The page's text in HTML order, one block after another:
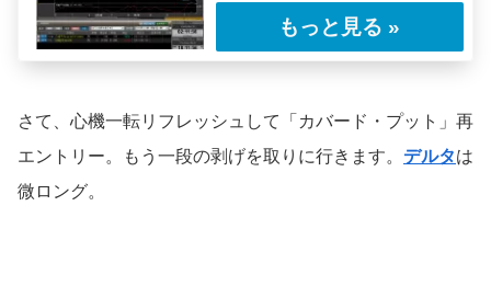
も、どれも同じように好きになったりしないだ
さて、心機一転リフレッシュして「カバード・プット」再
エントリー。もう一段の剥げを取りに行きます。 デルタは
微ロング。